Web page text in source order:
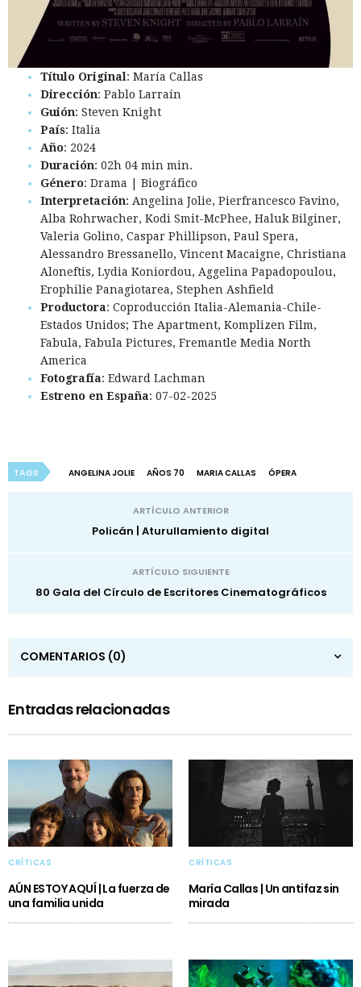
Título Original: María Callas
Dirección: Pablo Larraín
Guión: Steven Knight
País: Italia
Año: 2024
Duración: 02h 04 min min.
Género: Drama | Biográfico
Interpretación: Angelina Jolie, Pierfrancesco Favino,
Alba Rohrwacher, Kodi Smit-McPhee, Haluk Bilginer,
Valeria Golino, Caspar Phillipson, Paul Spera,
Alessandro Bressanello, Vincent Macaigne, Christiana
Aloneftis, Lydia Koniordou, Aggelina Papadopoulou,
Erophilie Panagiotarea, Stephen Ashfield
Productora: Coproducción Italia-Alemania-Chile-
Estados Unidos; The Apartment, Komplizen Film,
Fabula, Fabula Pictures, Fremantle Media North
America
Fotografía: Edward Lachman
Estreno en España: 07-02-2025
TAGS ANGELINA JOLIE AÑOS 70 MARIA CALLAS ÓPERA
ARTÍCULO ANTERIOR
Policán | Aturullamiento digital
ARTÍCULO SIGUIENTE
80 Gala del Círculo de Escritores Cinematográficos
COMENTARIOS (0)
Entradas relacionadas
CRÍTICAS
AÚN ESTOY AQUÍ | La fuerza de
una familia unida
CRÍTICAS
María Callas | Un antifaz sin
mirada